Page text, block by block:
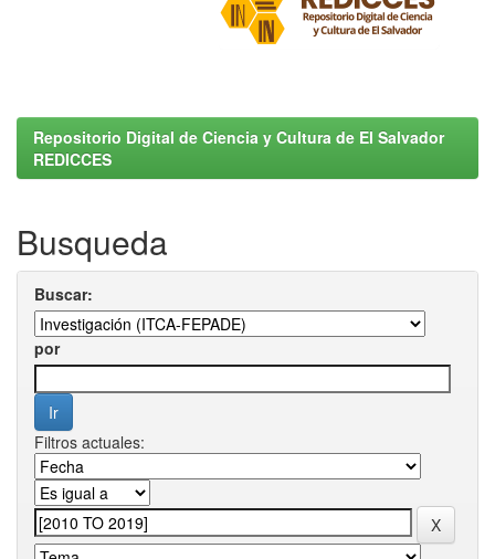
Repositorio Digital de Ciencia y Cultura de El Salvador
REDICCES
Busqueda
Buscar:
por
Filtros actuales: